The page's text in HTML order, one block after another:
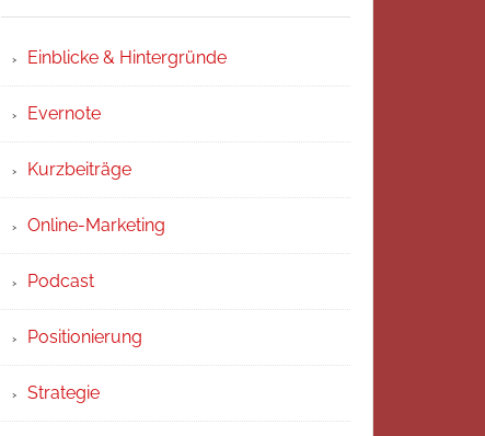
Einblicke & Hintergründe
Evernote
Kurzbeiträge
Online-Marketing
Podcast
Positionierung
Strategie